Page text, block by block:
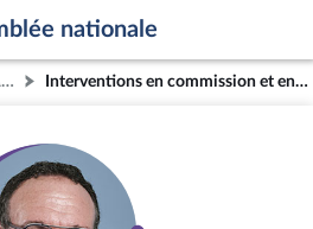
nationale
M. Damien Abad - Mandat clos - Ain (5e circonscription) Interventions en commission et en séance (archives)